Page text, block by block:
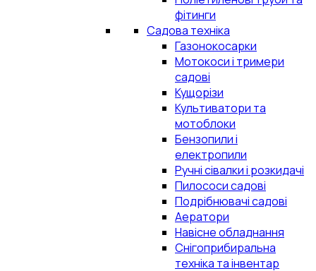
фітинги
Садова техніка
Газонокосарки
Мотокоси і тримери
садові
Кущорізи
Культиватори та
мотоблоки
Бензопили і
електропили
Ручні сівалки і розкидачі
Пилососи садові
Подрібнювачі садові
Аератори
Навісне обладнання
Снігоприбиральна
техніка та інвентар